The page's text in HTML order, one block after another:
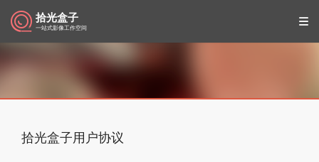
拾光盒子
一站式影像工作空间
登录
拾光盒子用户协议